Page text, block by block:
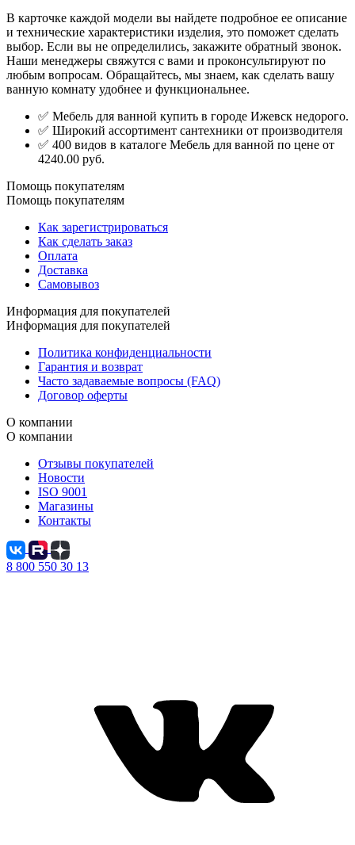
В карточке каждой модели вы найдете подробное ее описание
и технические характеристики изделия, это поможет сделать
выбор. Если вы не определились, закажите обратный звонок.
Наши менеджеры свяжутся с вами и проконсультируют по
любым вопросам. Обращайтесь, мы знаем, как сделать вашу
ванную комнату удобнее и функциональнее.
✅ Мебель для ванной купить в городе Ижевск недорого.
✅ Широкий ассортимент сантехники от производителя
✅ 400 видов в каталоге Мебель для ванной по цене от
4240.00 руб.
Помощь покупателям
Помощь покупателям
Как зарегистрироваться
Как сделать заказ
Оплата
Доставка
Самовывоз
Информация для покупателей
Информация для покупателей
Политика конфиденциальности
Гарантия и возврат
Часто задаваемые вопросы (FAQ)
Договор оферты
О компании
О компании
Отзывы покупателей
Новости
ISO 9001
Магазины
Контакты
8 800 550 30 13